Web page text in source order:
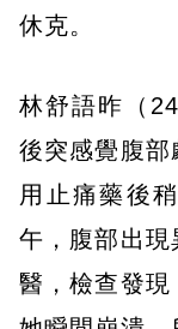
休克。
林舒語昨（
後突感覺腹部
用止痛藥後
午，腹部出
醫，檢查發現